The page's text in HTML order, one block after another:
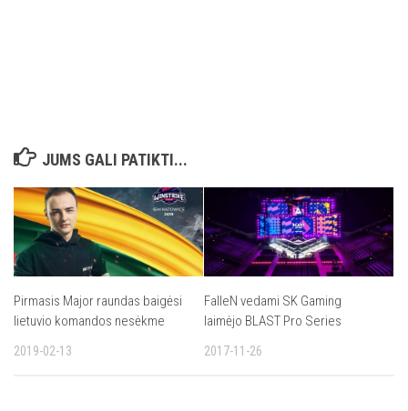
JUMS GALI PATIKTI...
Pirmasis Major raundas baigėsi
lietuvio komandos nesėkme
2019-02-13
FalleN vedami SK Gaming
laimėjo BLAST Pro Series
2017-11-26